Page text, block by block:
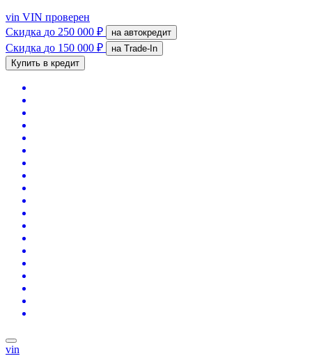
vin VIN проверен
Скидка до 250 000 ₽ на автокредит
Скидка до 150 000 ₽
на Trade-In
Купить в кредит
vin